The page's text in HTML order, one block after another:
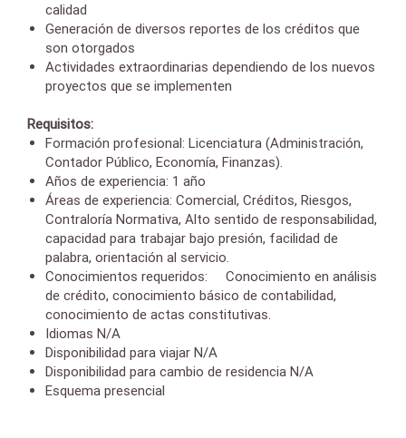
calidad
Generación de diversos reportes de los créditos que
son otorgados
Actividades extraordinarias dependiendo de los nuevos
proyectos que se implementen
Requisitos:
Formación profesional: Licenciatura (Administración,
Contador Público, Economía, Finanzas).
Años de experiencia: 1 año
Áreas de experiencia: Comercial, Créditos, Riesgos,
Contraloría Normativa, Alto sentido de responsabilidad,
capacidad para trabajar bajo presión, facilidad de
palabra, orientación al servicio.
Conocimientos requeridos: Conocimiento en análisis
de crédito, conocimiento básico de contabilidad,
conocimiento de actas constitutivas.
Idiomas N/A
Disponibilidad para viajar N/A
Disponibilidad para cambio de residencia N/A
Esquema presencial